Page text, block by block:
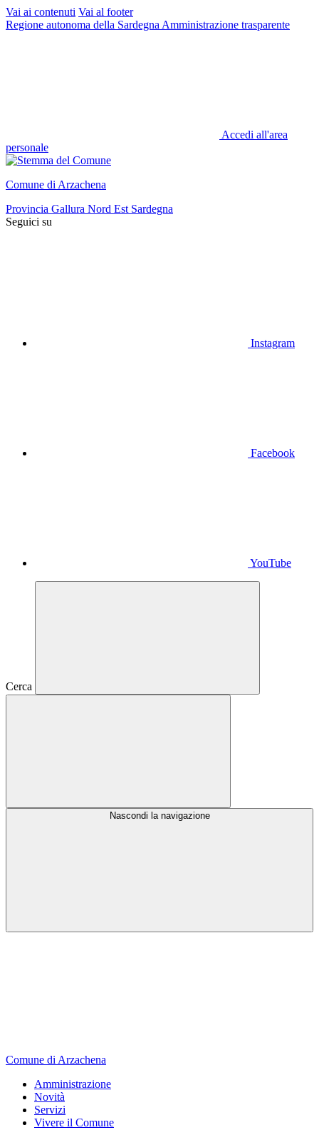
Vai ai contenuti Vai al footer
Regione autonoma della Sardegna Amministrazione trasparente
Accedi all'area
personale
Comune di Arzachena
Provincia Gallura Nord Est Sardegna
Seguici su
Instagram
Facebook
YouTube
Cerca
Nascondi la navigazione
Comune di Arzachena
Amministrazione
Novità
Servizi
Vivere il Comune